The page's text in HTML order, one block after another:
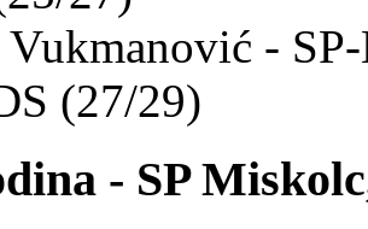
-
(27/29)
- SP